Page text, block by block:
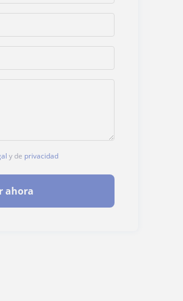
y de privacidad
ahora